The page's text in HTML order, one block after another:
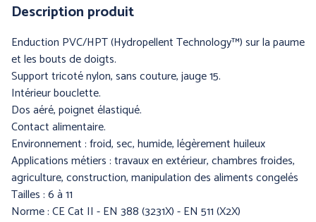
Par marque :
BLS A SOCIO UNICO BP (Bierbaum - Proenen)
Description produit
Enduction PVC/HPT (Hydropellent Technology™) sur la paume
et les bouts de doigts.
Support tricoté nylon, sans couture, jauge 15.
Intérieur bouclette.
Dos aéré, poignet élastiqué.
Contact alimentaire.
Environnement : froid, sec, humide, légèrement huileux
Applications métiers : travaux en extérieur, chambres froides,
agriculture, construction, manipulation des aliments congelés
Tailles : 6 à 11
Norme : CE Cat II - EN 388 (3231X) - EN 511 (X2X)